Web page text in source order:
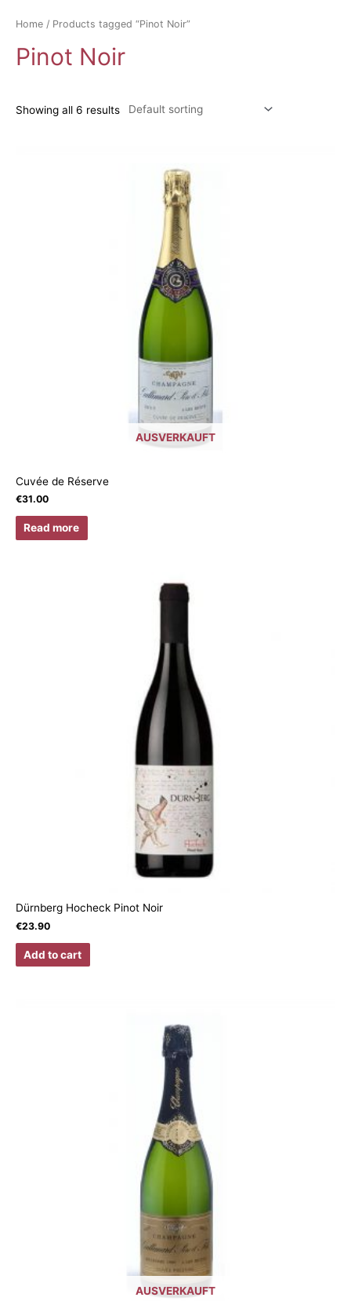
Home / Products tagged “Pinot Noir”
Pinot Noir
Showing all 6 results
AUSVERKAUFT
Cuvée de Réserve
€31.00
Read more
Dürnberg Hocheck Pinot Noir
€23.90
Add to cart
AUSVERKAUFT